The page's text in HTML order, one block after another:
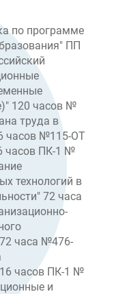
по программе
ПП
120 часов №
труда в
часов №115-ОТ
часов ПК-1 №
технологий в
72 часа
часа №476-
часов ПК-1 №
и